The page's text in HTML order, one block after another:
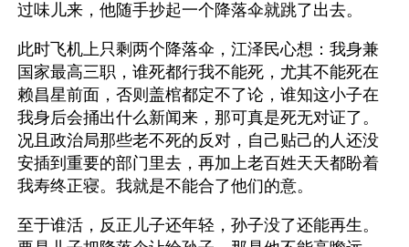
过味儿来，他随手抄起一个降落伞就跳了出去。
此时飞机上只剩两个降落伞，江泽民心想：我身兼
国家最高三职，谁死都行我不能死，尤其不能死在
赖昌星前面，否则盖棺都定不了论，谁知这小子在
我身后会捅出什么新闻来，那可真是死无对证了。
况且政治局那些老不死的反对，自己贴己的人还没
安插到重要的部门里去，再加上老百姓天天都盼着
我寿终正寝。我就是不能合了他们的意。
至于谁活，反正儿子还年轻，孙子没了还能再生。